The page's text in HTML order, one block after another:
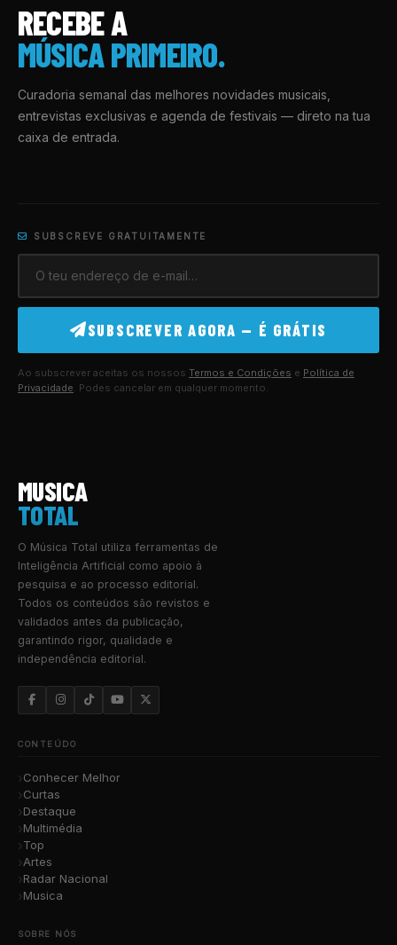
RECEBE A
MÚSICA PRIMEIRO.
Curadoria semanal das melhores novidades musicais,
entrevistas exclusivas e agenda de festivais — direto na tua
caixa de entrada.
SUBSCREVE GRATUITAMENTE
SUBSCREVER AGORA — É GRÁTIS
Ao subscrever aceitas os nossos Termos e Condições e Política de
Privacidade . Podes cancelar em qualquer momento.
MUSICA
TOTAL
O Música Total utiliza ferramentas de
Inteligência Artificial como apoio à
pesquisa e ao processo editorial.
Todos os conteúdos são revistos e
validados antes da publicação,
garantindo rigor, qualidade e
independência editorial.
CONTEÚDO
Conhecer Melhor
Curtas
Destaque
Multimédia
Top
Artes
Radar Nacional
Musica
SOBRE NÓS